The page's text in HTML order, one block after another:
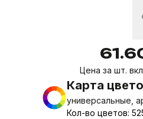
Цена за шт.
Карта
универсальные,
Кол-во цветов: